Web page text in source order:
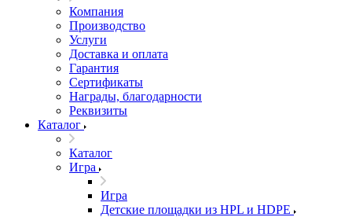
Компания
Производство
Услуги
Доставка и оплата
Гарантия
Сертификаты
Награды, благодарности
Реквизиты
Каталог
Каталог
Игра
Игра
Детские площадки из HPL и HDPE